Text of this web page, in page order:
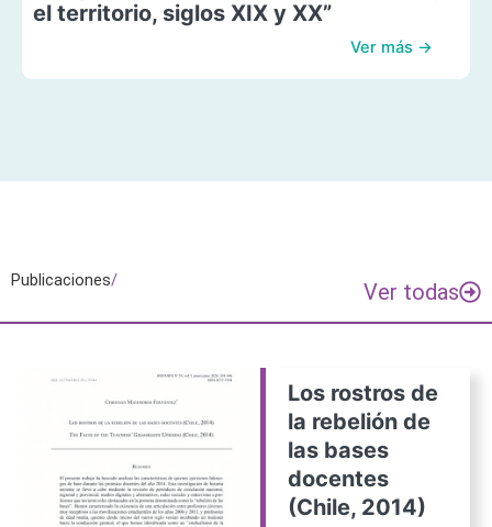
el territorio, siglos XIX y XX”
Ver más →
Publicaciones/ Ver todas
Los rostros de
la rebelión de
las bases
docentes
(Chile, 2014)